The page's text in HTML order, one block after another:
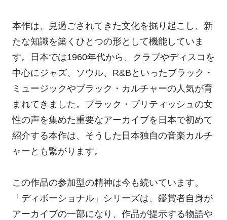
本作は、見過ごされてきた文化を掘り起こし、新
たな知識を築くひとつの形として機能していま
す。日本では1960年代から、クラブやディスコを
中心にジャズ、ソウル、R&Bといったブラック・
ミュージックやブラック・カルチャーの人気が育
まれてきました。ブラック・ブリティッシュの女
性の声を集めた重要なアーカイブを日本で初めて
紹介する本作は、そうした日本独自の音楽カルチ
ャーとも繋がります。
この作品の参加型の精神は今も続いています。
「ディボーショナル」シリーズは、鑑賞者自身が
アーカイブの一部になり、作品が提示する物語や